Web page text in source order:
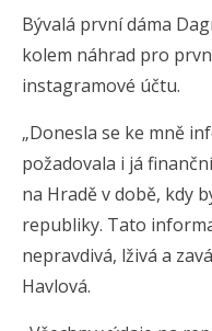
Bývalá první dáma
kolem náhrad pro
instagramové účtu.
„Donesla se ke mně
požadovala i já
na Hradě v době, kdy
republiky. Tato
nepravdivá, lživá a
Havlová.